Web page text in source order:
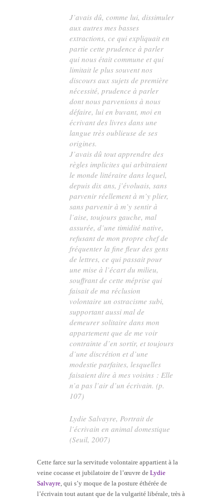
J’avais dû, comme lui, dissimuler
aux autres mes basses
extractions, ce qui expliquait en
partie cette prudence à parler
qui nous était commune et qui
limitait le plus souvent nos
discours aux sujets de première
nécessité, prudence à parler
dont nous parvenions à nous
défaire, lui en buvant, moi en
écrivant des livres dans une
langue très oublieuse de ses
origines.
J’avais dû tout apprendre des
règles implicites qui arbitraient
le monde littéraire dans lequel,
depuis dix ans, j’évoluais, sans
parvenir réellement à m’y plier,
sans parvenir à m’y sentir à
l’aise, toujours gauche, mal
assurée, d’une timidité native,
refusant de mon propre chef de
fréquenter la fine fleur des gens
de lettres, ce qui passait pour
une mise à l’écart du milieu,
souffrant de cette méprise qui
faisait de ma réclusion
volontaire un ostracisme subi,
supportant aussi mal de
demeurer solitaire dans mon
appartement que de me voir
contrainte d’en sortir, et toujours
d’une discrétion et d’une
modestie parfaites, lesquelles
faisaient dire à mes voisins : Elle
n’a pas l’air d’un écrivain. (p.
107)
Lydie Salvayre,Portrait de
l’écrivain en animal domestique
(Seuil, 2007)
Cette farce sur la servitude volontaire appartient à la
veine cocasse et jubilatoire de l’œuvre de Lydie
Salvayre, qui s’y moque de la posture éthérée de
l’écrivain tout autant que de la vulgarité libérale, très à